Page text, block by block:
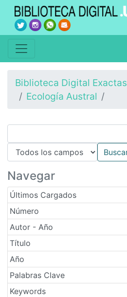
Biblioteca Digital Exactas
Ecología Austral
Navegar
Últimos Cargados
Número
Autor - Año
Título
Año
Palabras Clave
Keywords